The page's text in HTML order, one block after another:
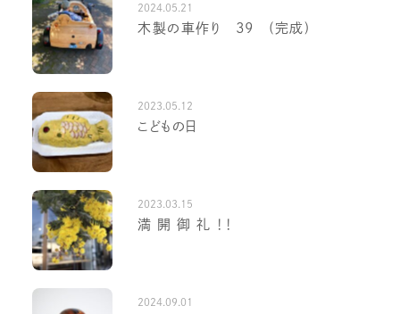
2024.05.21
木製の車作り 39 (完成)
2023.05.12
こどもの日
2023.03.15
満 開 御 礼 ！！
2024.09.01